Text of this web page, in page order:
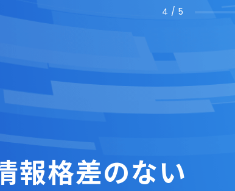
5/ 5
報格差のない